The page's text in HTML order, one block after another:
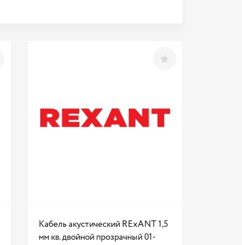
Кабель акустический RExANT 1,5
мм кв. двойной прозрачный 01-